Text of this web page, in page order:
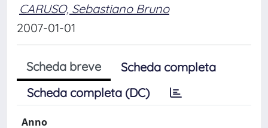
CARUSO, Sebastiano Bruno
2007-01-01
Scheda breve
Scheda completa
Scheda completa (DC)
Anno